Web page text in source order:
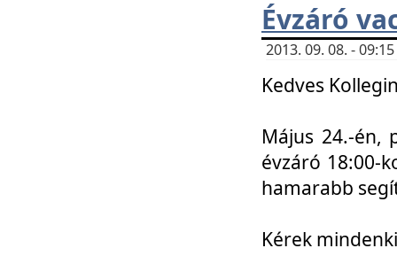
Évzáró
2013. 09. 08. -
Kedves
Május 24.-én,
évzáró 18:00-
hamarabb
Kérek